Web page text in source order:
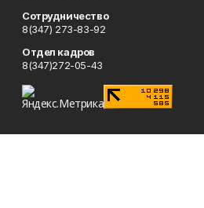
Сотрудничество
8(347) 273-83-92
Отдел кадров
8(347)272-05-43